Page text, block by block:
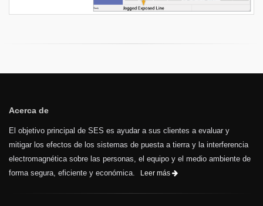
Acerca de
El objetivo principal de SES es ayudar a sus clientes a evaluar y
mitigar los efectos de los sistemas de puesta a tierra y la interferencia
electromagnética sobre las personas, el equipo y el medio ambiente de
forma segura, eficiente y económica.
Leer más